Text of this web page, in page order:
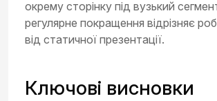
окрему сторінку під вузький
регулярне покращення відрізняє
від статичної презентації.
Ключові висновки